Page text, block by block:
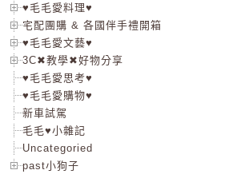
♥毛毛愛料理♥
宅配團購 & 各國伴手禮開箱
♥毛毛愛文藝♥
3C✖教學✖好物分享
♥毛毛愛思考♥
♥毛毛愛購物♥
新車試駕
毛毛♥小雜記
Uncategoried
past小狗子